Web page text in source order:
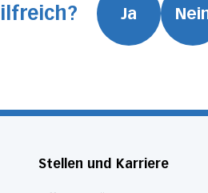
Ja
Stellen und Karriere